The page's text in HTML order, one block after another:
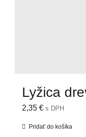
Lyžica
2,35 € s DPH
Pridať do košíka